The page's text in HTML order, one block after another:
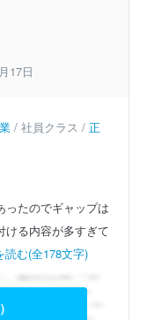
17日
/ 社員クラス / 正
ったのでギャップは
ける内容が多すぎて
読む(全178文字)